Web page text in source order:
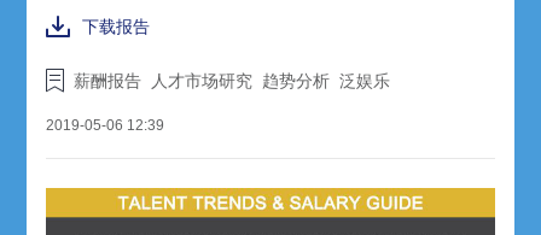
下载报告
薪酬报告 人才市场研究 趋势分析 泛娱乐
2019-05-06 12:39